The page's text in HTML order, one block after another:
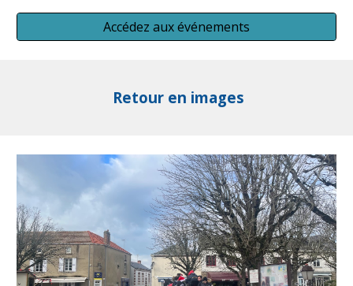
Accédez aux événements
Retour en images